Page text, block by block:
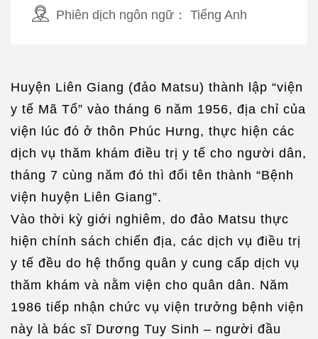
Phiên dịch ngôn ngữ： Tiếng Anh
Huyện Liên Giang (đảo Matsu) thành lập “viện
y tế Mã Tổ” vào tháng 6 năm 1956, địa chỉ của
viện lúc đó ở thôn Phúc Hưng, thực hiện các
dịch vụ thăm khám điều trị y tế cho người dân,
tháng 7 cùng năm đó thì đổi tên thành “Bệnh
viện huyện Liên Giang”.
Vào thời kỳ giới nghiêm, do đảo Matsu thực
hiện chính sách chiến địa, các dịch vụ điều trị
y tế đều do hệ thống quân y cung cấp dịch vụ
thăm khám và nằm viện cho quân dân. Năm
1986 tiếp nhận chức vụ viện trưởng bệnh viện
này là bác sĩ Dương Tuy Sinh – người đầu